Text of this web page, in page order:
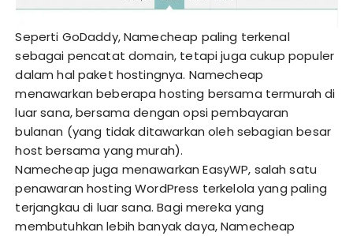
Seperti GoDaddy, Namecheap paling terkenal
sebagai pencatat domain, tetapi juga cukup populer
dalam hal paket hostingnya. Namecheap
menawarkan beberapa hosting bersama termurah di
luar sana, bersama dengan opsi pembayaran
bulanan (yang tidak ditawarkan oleh sebagian besar
host bersama yang murah).
Namecheap juga menawarkan EasyWP, salah satu
penawaran hosting WordPress terkelola yang paling
terjangkau di luar sana. Bagi mereka yang
membutuhkan lebih banyak daya, Namecheap